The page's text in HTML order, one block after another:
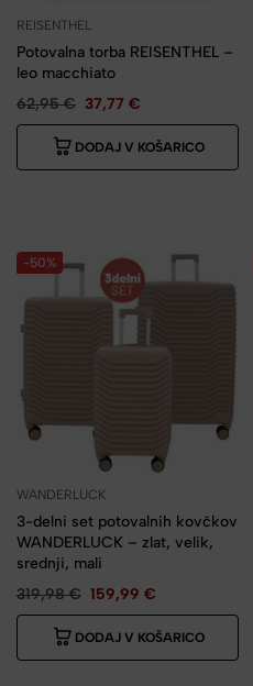
REISENTHEL
Potovalna torba REISENTHEL –
leo macchiato
62,95€ 37,77 €
DODAJ V KOŠARICO
-50%
WANDERLUCK
3-delni set potovalnih kovčkov
WANDERLUCK – zlat, velik,
srednji, mali
319,98€ 159,99 €
DODAJ V KOŠARICO